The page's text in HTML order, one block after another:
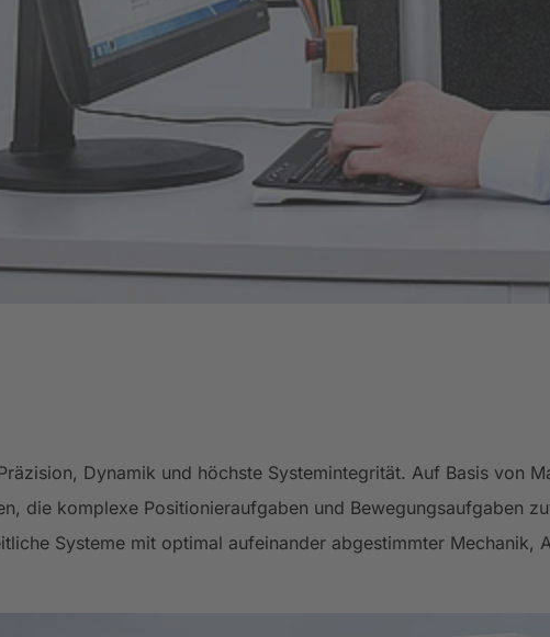
Dynamik und höchste Systemintegrität. Auf Basis von
die komplexe Positionieraufgaben und Bewegungsaufgaben
Systeme mit optimal aufeinander abgestimmter Mechanik,